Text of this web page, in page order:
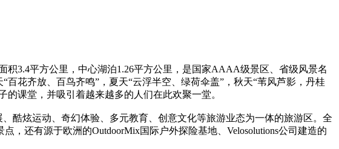
积3.4平方公里，中心湖泊1.26平方公里，是国家AAAA级景区、省级风景名
花齐放、百鸟齐鸣”，夏天“云浮半空、绿荷伞盖”，秋天“苇风芦影，丹桂
课堂，并吸引着越来越多的人们在此欢聚一堂。
酷炫运动、奇幻体验、多元教育、创意文化等旅游业态为一体的旅游区。全
，还有源于欧洲的OutdoorMix国际户外探险基地、Velosolutions公司建造的